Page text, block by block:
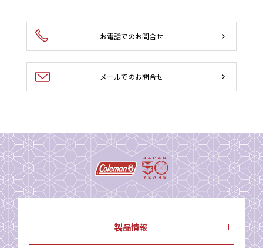
お電話でのお問合せ
メールでのお問合せ
製品情報